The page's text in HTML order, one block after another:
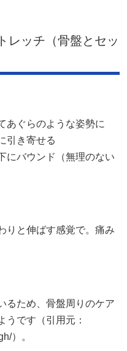
レッチ（骨盤とセッ
あぐらのような姿勢に
引き寄せる
にバウンド（無理のない
りと伸ばす感覚で。痛み
るため、骨盤周りのケア
うです（引用元：
）。